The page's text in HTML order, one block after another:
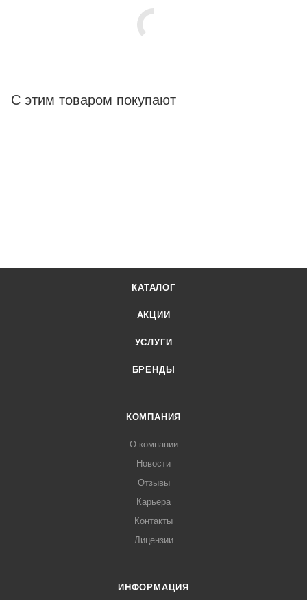
С этим товаром покупают
КАТАЛОГ
АКЦИИ
УСЛУГИ
БРЕНДЫ
КОМПАНИЯ
О компании
Новости
Отзывы
Карьера
Контакты
Лицензии
ИНФОРМАЦИЯ